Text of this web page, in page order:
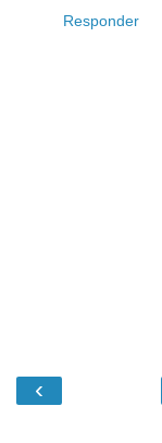
Responder
‹